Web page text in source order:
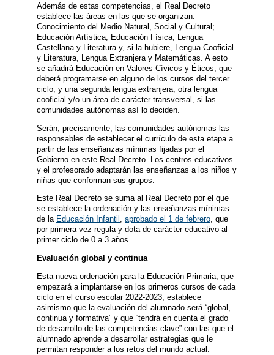
Además de estas competencias, el Real Decreto
establece las áreas en las que se organizan:
Conocimiento del Medio Natural, Social y Cultural;
Educación Artística; Educación Física; Lengua
Castellana y Literatura y, si la hubiere, Lengua Cooficial
y Literatura, Lengua Extranjera y Matemáticas. A esto
se añadirá Educación en Valores Cívicos y Éticos, que
deberá programarse en alguno de los cursos del tercer
ciclo, y una segunda lengua extranjera, otra lengua
cooficial y/o un área de carácter transversal, si las
comunidades autónomas así lo deciden.
Serán, precisamente, las comunidades autónomas las
responsables de establecer el currículo de esta etapa a
partir de las enseñanzas mínimas fijadas por el
Gobierno en este Real Decreto. Los centros educativos
y el profesorado adaptarán las enseñanzas a los niños y
niñas que conforman sus grupos.
Este Real Decreto se suma al Real Decreto por el que
se establece la ordenación y las enseñanzas mínimas
de la Educación Infantil , aprobado el 1 de febrero, que
por primera vez regula y dota de carácter educativo al
primer ciclo de 0 a 3 años.
Evaluación global y continua
Esta nueva ordenación para la Educación Primaria, que
empezará a implantarse en los primeros cursos de cada
ciclo en el curso escolar 2022-2023, establece
asimismo que la evaluación del alumnado será “global,
continua y formativa” y que “tendrá en cuenta el grado
de desarrollo de las competencias clave” con las que el
alumnado aprende a desarrollar estrategias que le
permitan responder a los retos del mundo actual.